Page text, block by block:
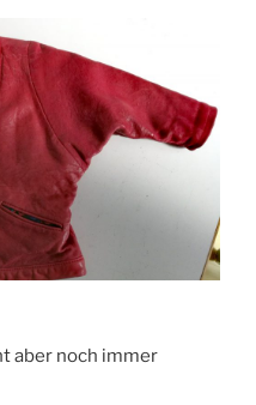
aber noch immer